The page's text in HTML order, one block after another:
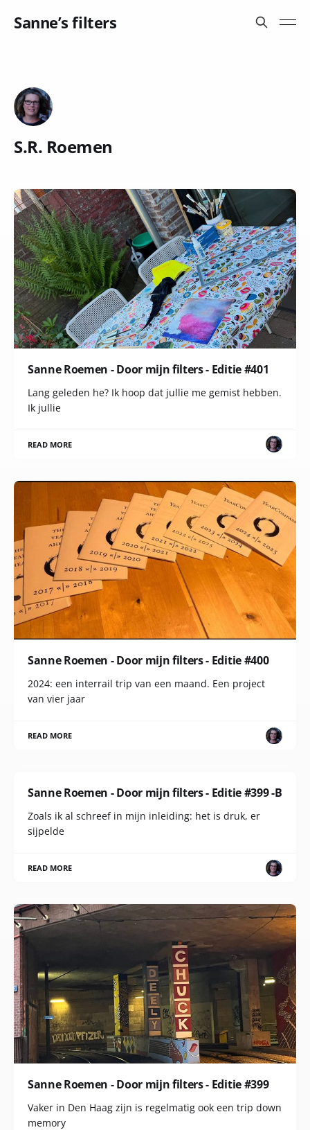
Sanne’s filters
S.R. Roemen
Sanne Roemen - Door mijn filters - Editie #401
Lang geleden he? Ik hoop dat jullie me gemist hebben.
Ik jullie
READ MORE
Sanne Roemen - Door mijn filters - Editie #400
2024: een interrail trip van een maand. Een project
van vier jaar
READ MORE
Sanne Roemen - Door mijn filters - Editie #399 -B
Zoals ik al schreef in mijn inleiding: het is druk, er
sijpelde
READ MORE
Sanne Roemen - Door mijn filters - Editie #399
Vaker in Den Haag zijn is regelmatig ook een trip down
memory